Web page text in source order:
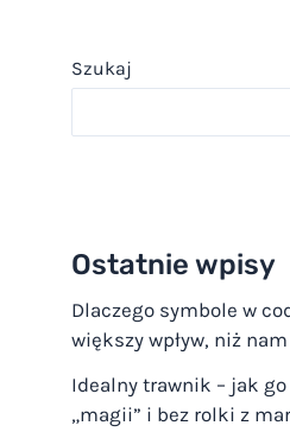
Szukaj
Ostatnie wpisy
Dlaczego symbole w
większy wpływ, niż
Idealny trawnik – jak
„magii” i bez rolki z